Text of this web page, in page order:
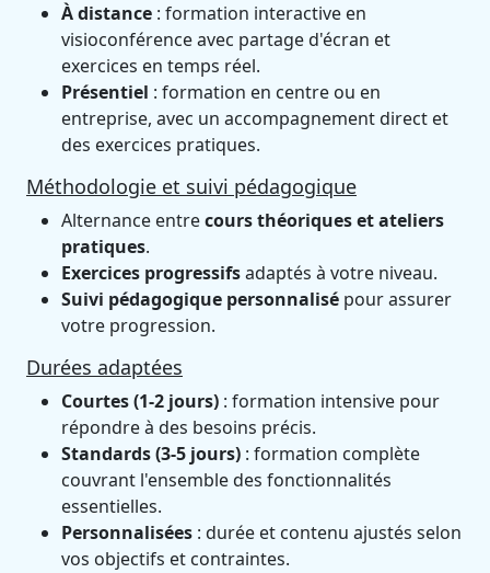
À distance : formation interactive en
visioconférence avec partage d'écran et
exercices en temps réel.
Présentiel : formation en centre ou en
entreprise, avec un accompagnement direct et
des exercices pratiques.
Méthodologie et suivi pédagogique
Alternance entrecours théoriques et ateliers
pratiques.
Exercices progressifsadaptés à votre niveau.
Suivi pédagogique personnalisé pour assurer
votre progression.
Durées adaptées
Courtes (1-2 jours) : formation intensive pour
répondre à des besoins précis.
Standards (3-5 jours) : formation complète
couvrant l'ensemble des fonctionnalités
essentielles.
Personnalisées : durée et contenu ajustés selon
vos objectifs et contraintes.